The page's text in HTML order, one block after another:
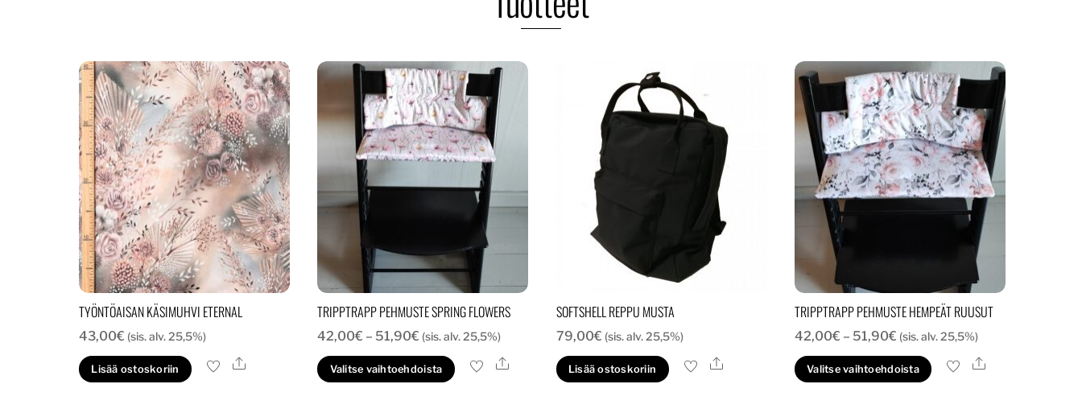
TYÖNTÖAISAN KÄSIMUHVI ETERNAL
43,00€ (sis. alv. 25,5%)
Lisää ostoskoriin Ale
TRIPPTRAPP PEHMUSTE SPRING FLOWERS
42,00€ – 51,90€ Hintaluokka:
42,00€
(sis. alv. 25,5%)
Valitse vaihtoehdoista
Tällä
Ale
SOFTSHELL REPPU MUSTA
79,00€ (sis. alv. 25,5%)
Lisää ostoskoriin Ale
TRIPPTRAPP PEHMUSTE HEMPEÄT RUUSUT
42,00€ – 51,90€Hintaluokka:
42,00€
(sis. alv. 25,5%)
Valitse vaihtoehdoista
Tällä
Ale